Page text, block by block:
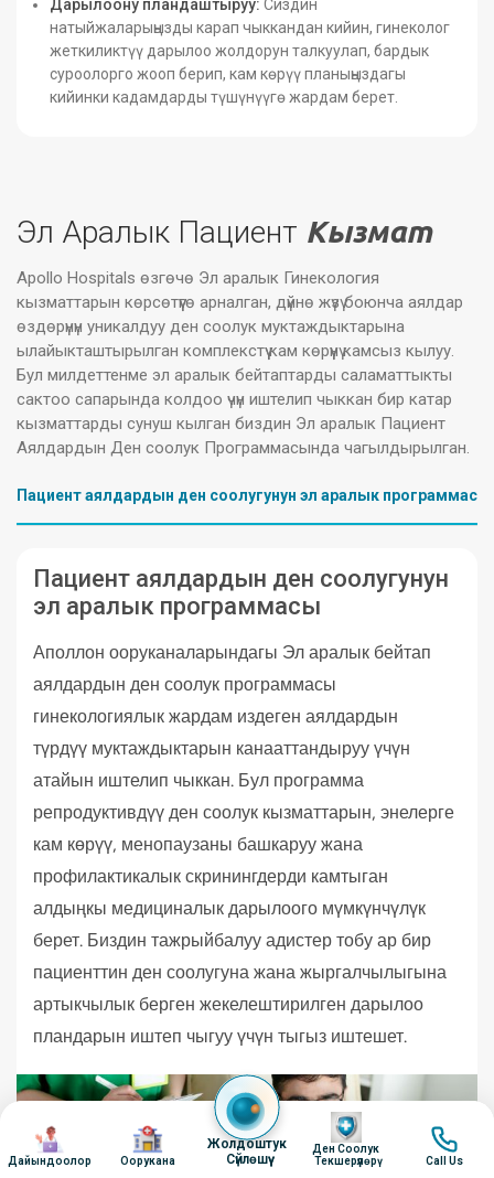
иммунитетти камсыздайт (эң эффективдүү
9–26 жаш).
Дарылоону пландаштыруу: Сиздин
натыйжаларыңызды карап чыккандан кийин, гинеколог
жеткиликтүү дарылоо жолдорун талкуулап, бардык
суроолорго жооп берип, кам көрүү планыңыздагы
кийинки кадамдарды түшүнүүгө жардам берет.
Эл Аралык Пациент Кызмат
Apollo Hospitals өзгөчө Эл аралык Гинекология
кызматтарын көрсөтүүгө арналган, дүйнө жүзү боюнча аялдар
өздөрүнүн уникалдуу ден соолук муктаждыктарына
ылайыкташтырылган комплекстүү кам көрүүнү камсыз кылуу.
Бул милдеттенме эл аралык бейтаптарды саламаттыкты
сактоо сапарында колдоо үчүн иштелип чыккан бир катар
кызматтарды сунуш кылган биздин Эл аралык Пациент
Аялдардын Ден соолук Программасында чагылдырылган.
Пациент аялдардын ден соолугунун эл аралык программасы
Пациент аялдардын ден соолугунун
эл аралык программасы
Аполлон ооруканаларындагы Эл аралык бейтап
аялдардын ден соолук программасы
гинекологиялык жардам издеген аялдардын
түрдүү муктаждыктарын канааттандыруу үчүн
атайын иштелип чыккан. Бул программа
репродуктивдүү ден соолук кызматтарын, энелерге
кам көрүү, менопаузаны башкаруу жана
профилактикалык скринингдерди камтыган
алдыңкы медициналык дарылоого мүмкүнчүлүк
берет. Биздин тажрыйбалуу адистер тобу ар бир
пациенттин ден соолугуна жана жыргалчылыгына
артыкчылык берген жекелештирилген дарылоо
пландарын иштеп чыгуу үчүн тыгыз иштешет.
Image
Дайындоолор
Image
Оорукана
Жолдоштук
Сүйлөшүү
Image
Ден Соолук
Текшерүүлөрү
Image
Call Us